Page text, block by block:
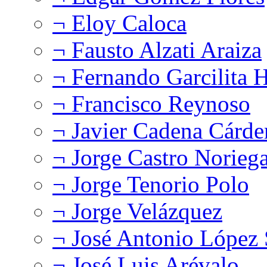
¬ Eloy Caloca
¬ Fausto Alzati Araiza
¬ Fernando Garcilita
¬ Francisco Reynoso
¬ Javier Cadena
¬ Jorge Castro
¬ Jorge Tenorio Polo
¬ Jorge Velázquez
¬ José Antonio López